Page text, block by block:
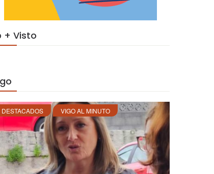
+ Visto
DESTACADOS VIGO AL MINUTO